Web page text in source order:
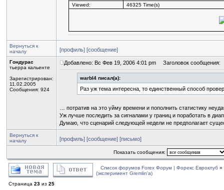
Viewed:
46325 Time(s)
Вернуться к
началу
[профиль] [сообщение]
Гондурас
тьерра кальенте
Зарегистрирован:
11.02.2005
Сообщения: 924
Добавлено: Вс Фев 19, 2006 4:01 pm Заголовок сообщения:
warbI4 писал(а):
Раз уж тема интересна, то единственный способ
… потратив на это уйму времени и пополнить статистику
Уж лучше последить за сигналами у границ и поработать в
Думаю, что сценарий следующей недели не предполагает
Вернуться к
началу
[профиль] [сообщение] [письмо]
Показать сообщения:
Список форумов Forex Форум | Форекс Евроклуб »
(эксперимент Gremlin'a)
Страница 23 из 25